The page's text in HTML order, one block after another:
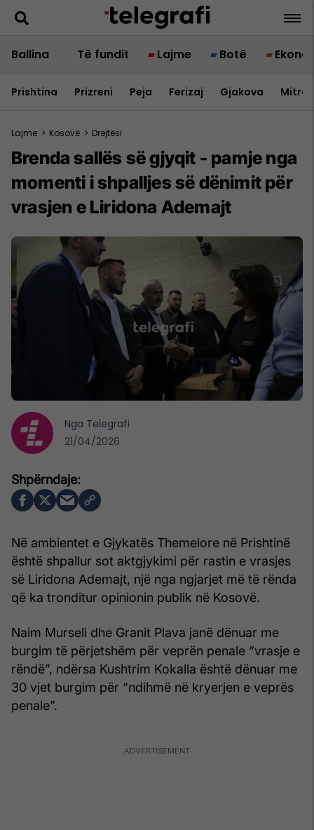
Ballina Të fundit Lajme Botë
Prishtina Prizreni Peja Ferizaj Gjakova
Lajme > Kosovë > Drejtësi
Brenda sallës së gjyqit - pamje nga
momenti i shpalljes së dënimit për
vrasjen e Liridona Ademajt
Në ambientet e Gjykatës Themelore në Prishtinë
është shpallur sot aktgjykimi për rastin e vrasjes
së Liridona Ademajt, një nga ngjarjet më të rënda
që ka tronditur opinionin publik në Kosovë.
Naim Murseli dhe Granit Plava janë dënuar me
burgim të përjetshëm për veprën penale “vrasje e
rëndë”, ndërsa Kushtrim Kokalla është dënuar me
30 vjet burgim për “ndihmë në kryerjen e veprës
penale”.
Nga Telegrafi
21/04/2026